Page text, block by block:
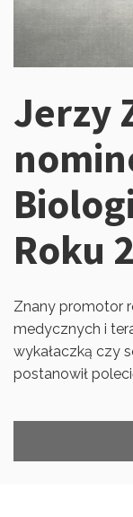
Jerzy
Roku
Znany promotor
medycznych i
wykałaczką czy
postanowił